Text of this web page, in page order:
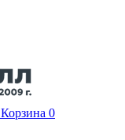
Корзина 0